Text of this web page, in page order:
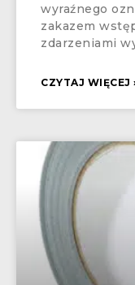
wyraźnego
zakazem
zdarzeniami
CZYTAJ WIĘCEJ